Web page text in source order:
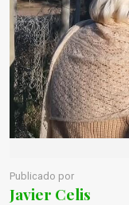
Publicado por
Javier Celis